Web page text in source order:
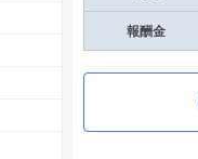
報酬金